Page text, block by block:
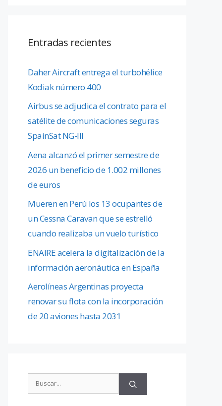
Entradas recientes
Daher Aircraft entrega el turbohélice
Kodiak número 400
Airbus se adjudica el contrato para el
satélite de comunicaciones seguras
SpainSat NG-III
Aena alcanzó el primer semestre de
2026 un beneficio de 1.002 millones
de euros
Mueren en Perú los 13 ocupantes de
un Cessna Caravan que se estrelló
cuando realizaba un vuelo turístico
ENAIRE acelera la digitalización de la
información aeronáutica en España
Aerolíneas Argentinas proyecta
renovar su flota con la incorporación
de 20 aviones hasta 2031